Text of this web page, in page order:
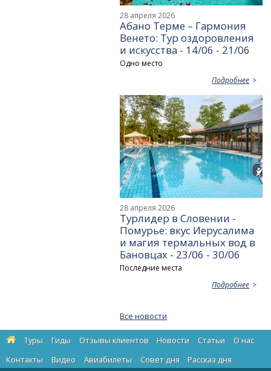
28 апреля 2026
Абано Терме – Гармония
Венето: Тур оздоровления
и искусства - 14/06 - 21/06
Одно место
Подробнее
28 апреля 2026
Турлидер в Словении -
Помурье: вкус Иерусалима
и магия термальных вод в
Бановцах - 23/06 - 30/06
Последние места
Подробнее
Все новости
Туры Гиды Отзывы клиентов Новости Статьи
О нас
Контакты
Видео Авиабилеты Cовет дня Рассказ дня